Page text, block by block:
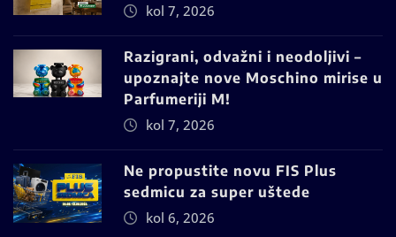
kol 7, 2026
Razigrani, odvažni i neodoljivi –
upoznajte nove Moschino mirise u
Parfumeriji M!
kol 7, 2026
Ne propustite novu FIS Plus
sedmicu za super uštede
kol 6, 2026